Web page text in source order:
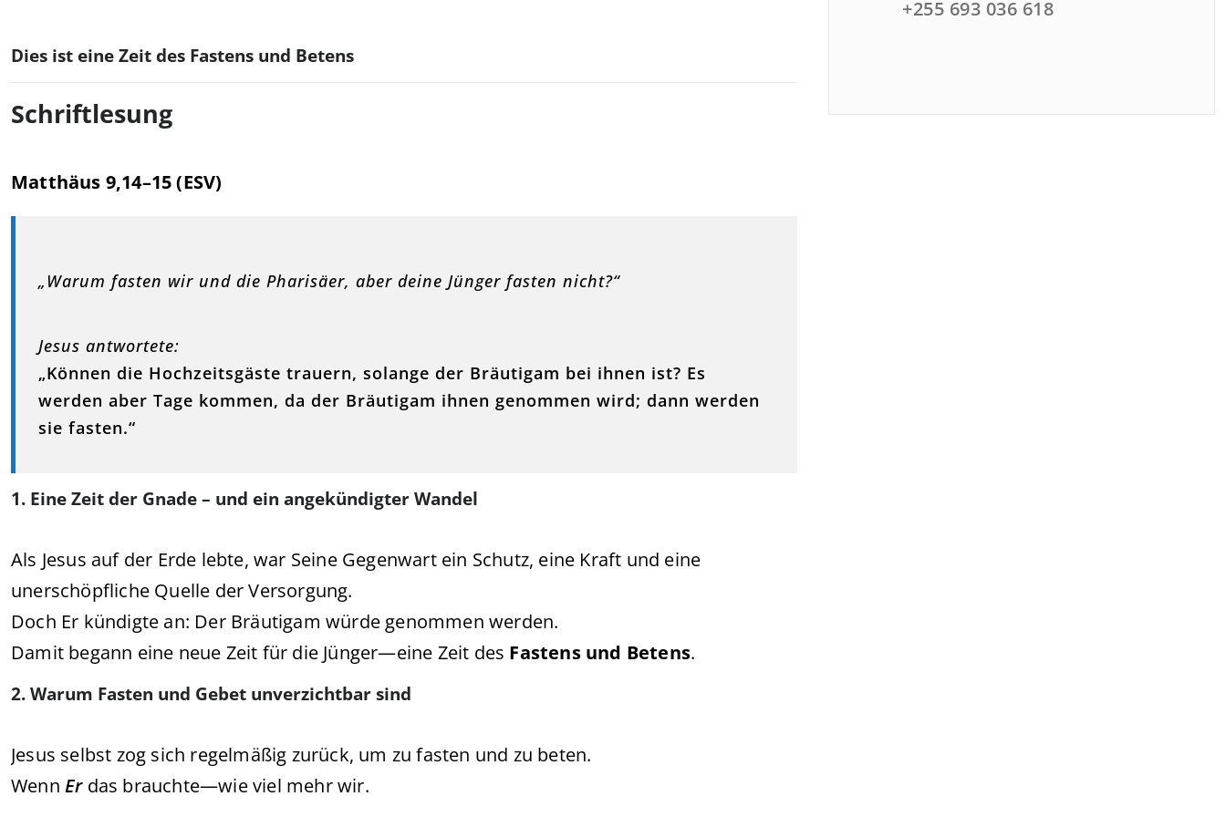
Dies ist eine Zeit des Fastens und Betens
Schriftlesung
Matthäus 9,14–15 (ESV)
„Warum fasten wir und die Pharisäer, aber deine Jünger fasten nicht?“
Jesus antwortete:
„Können die Hochzeitsgäste trauern, solange der Bräutigam bei ihnen ist? Es
werden aber Tage kommen, da der Bräutigam ihnen genommen wird; dann werden
sie fasten.“
1. Eine Zeit der Gnade – und ein angekündigter Wandel
Als Jesus auf der Erde lebte, war Seine Gegenwart ein Schutz, eine Kraft und eine
unerschöpfliche Quelle der Versorgung.
Doch Er kündigte an: Der Bräutigam würde genommen werden.
Damit begann eine neue Zeit für die Jünger—eine Zeit des Fastens und Betens.
2. Warum Fasten und Gebet unverzichtbar sind
Jesus selbst zog sich regelmäßig zurück, um zu fasten und zu beten.
Wenn Erdas brauchte—wie viel mehr wir.
+255 693 036 618